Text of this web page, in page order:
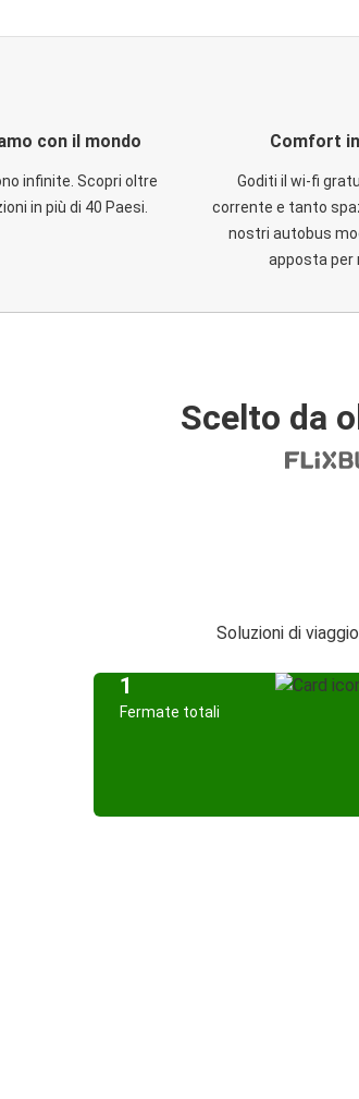
con il mondo
infinite. Scopri oltre
in più di 40 Paesi.
Comfort
Goditi il wi-fi
corrente e tanto
nostri autobus
apposta per
Scelto da
Soluzioni di
1
Fermate totali